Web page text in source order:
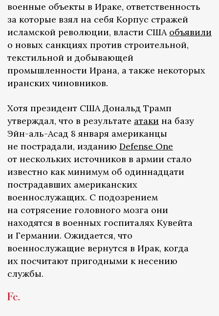
военные объекты в Ираке, ответственность
за которые взял на себя Корпус стражей
исламской революции, власти США объявили
о новых санкциях против строительной,
текстильной и добывающей
промышленности Ирана, а также некоторых
иранских чиновников.
Хотя президент США Дональд Трамп
утверждал, что в результате атаки на базу
Эйн-аль-Асад 8 января американцы
не пострадали, изданию Defense One
от нескольких источников в армии стало
известно как минимум об одиннадцати
пострадавших американских
военнослужащих. С подозрением
на сотрясение головного мозга они
находятся в военных госпиталях Кувейта
и Германии. Ожидается, что
военнослужащие вернутся в Ирак, когда
их посчитают пригодными к несению
службы.